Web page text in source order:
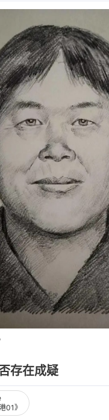
存在成疑
警方相關負責人又在
平的供述，警方核實
01》